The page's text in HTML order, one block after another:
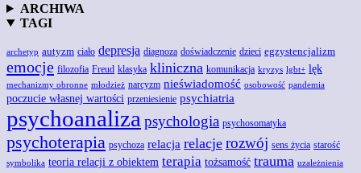
ARCHIWA
TAGI
archetyp autyzm ciało depresja diagnoza doświadczenie dzieci egzystencjalizm
emocje filozofia Freud klasyka kliniczna komunikacja kryzys lgbt+ lęk
mechanizmy obronne młodzież narcyzm nieświadomość osobowość pandemia
poczucie własnej wartości przeniesienie psychiatria
psychoanaliza psychologia psychosomatyka
psychoterapia psychoza relacja relacje rozwój sens życia starość
symbolika teoria relacji z obiektem terapia tożsamość trauma uzależnienia